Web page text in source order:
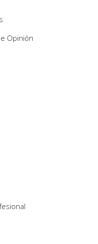
Opinión